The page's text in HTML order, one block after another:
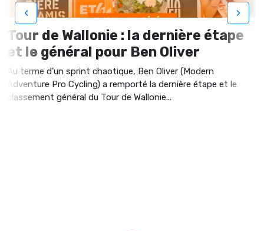
Tour de Wallonie : la dernière étape
et le général pour Ben Oliver
Au terme d'un sprint chaotique, Ben Oliver (Modern
Adventure Pro Cycling) a remporté la dernière étape et le
classement général du Tour de Wallonie...
‹ ›